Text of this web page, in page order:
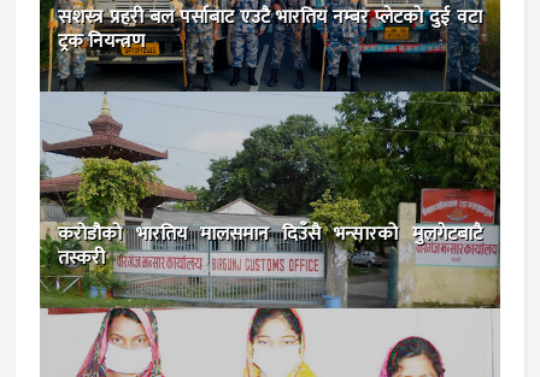
सशस्त्र प्रहरी बल पर्साबाट एउटै भारतिय नम्बर प्लेटकाे दुई वटा
ट्रक नियन्त्रण
करोडौको भारतिय मालसमान दिउँसै भन्सारको मुलगेटबाटै
तस्करी